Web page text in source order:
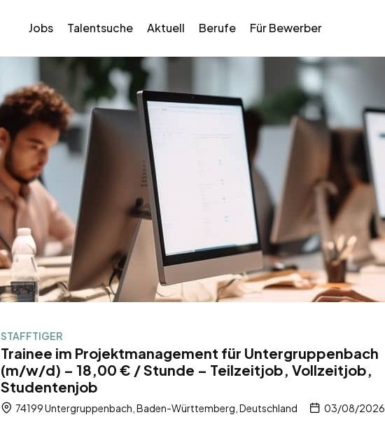
Jobs Talentsuche Aktuell Berufe Für Bewerber
STAFFTIGER
Trainee im Projektmanagement für Untergruppenbach
(m/w/d) – 18,00 € / Stunde – Teilzeitjob, Vollzeitjob,
Studentenjob
74199 Untergruppenbach, Baden-Württemberg, Deutschland 03/08/2026